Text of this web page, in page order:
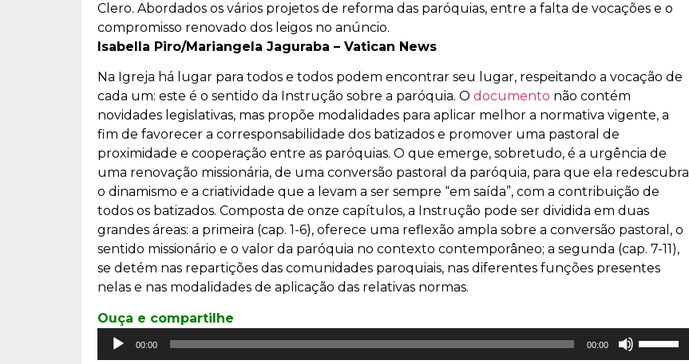
Clero. Abordados os vários projetos de reforma das paróquias, entre a falta de vocações e o
compromisso renovado dos leigos no anúncio.
Isabella Piro/Mariangela Jaguraba – Vatican News
Na Igreja há lugar para todos e todos podem encontrar seu lugar, respeitando a vocação de
cada um: este é o sentido da Instrução sobre a paróquia. O documento não contém
novidades legislativas, mas propõe modalidades para aplicar melhor a normativa vigente, a
fim de favorecer a corresponsabilidade dos batizados e promover uma pastoral de
proximidade e cooperação entre as paróquias. O que emerge, sobretudo, é a urgência de
uma renovação missionária, de uma conversão pastoral da paróquia, para que ela redescubra
o dinamismo e a criatividade que a levam a ser sempre “em saída”, com a contribuição de
todos os batizados. Composta de onze capítulos, a Instrução pode ser dividida em duas
grandes áreas: a primeira (cap. 1-6), oferece uma reflexão ampla sobre a conversão pastoral, o
sentido missionário e o valor da paróquia no contexto contemporâneo; a segunda (cap. 7-11),
se detém nas repartições das comunidades paroquiais, nas diferentes funções presentes
nelas e nas modalidades de aplicação das relativas normas.
Ouça e compartilhe
Tocador
00:00 00:00